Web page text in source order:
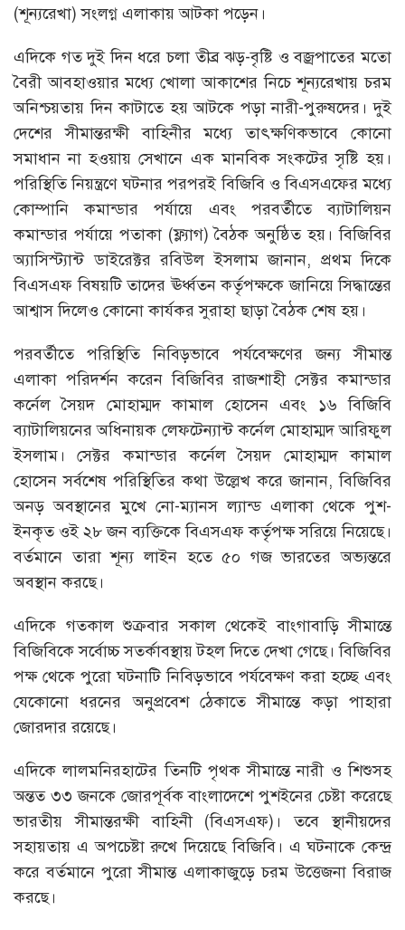
(শূন্যরেখা) সংলগ্ন এলাকায় আটকা পড়েন।
এদিকে গত দুই দিন ধরে চলা তীব্র ঝড়-বৃষ্টি ও বজ্রপাতের মতো
বৈরী আবহাওয়ার মধ্যে খোলা আকাশের নিচে শূন্যরেখায় চরম
অনিশ্চয়তায় দিন কাটাতে হয় আটকে পড়া নারী-পুরুষদের। দুই
দেশের সীমান্তরক্ষী বাহিনীর মধ্যে তাৎক্ষণিকভাবে কোনো
সমাধান না হওয়ায় সেখানে এক মানবিক সংকটের সৃষ্টি হয়।
পরিস্থিতি নিয়ন্ত্রণে ঘটনার পরপরই বিজিবি ও বিএসএফের মধ্যে
কোম্পানি কমান্ডার পর্যায়ে এবং পরবর্তীতে ব্যাটালিয়ন
কমান্ডার পর্যায়ে পতাকা (ফ্ল্যাগ) বৈঠক অনুষ্ঠিত হয়। বিজিবির
অ্যাসিস্ট্যান্ট ডাইরেক্টর রবিউল ইসলাম জানান, প্রথম দিকে
বিএসএফ বিষয়টি তাদের ঊর্ধ্বতন কর্তৃপক্ষকে জানিয়ে সিদ্ধান্তের
আশ্বাস দিলেও কোনো কার্যকর সুরাহা ছাড়া বৈঠক শেষ হয়।
পরবর্তীতে পরিস্থিতি নিবিড়ভাবে পর্যবেক্ষণের জন্য সীমান্ত
এলাকা পরিদর্শন করেন বিজিবির রাজশাহী সেক্টর কমান্ডার
কর্নেল সৈয়দ মোহাম্মদ কামাল হোসেন এবং ১৬ বিজিবি
ব্যাটালিয়নের অধিনায়ক লেফটেন্যান্ট কর্নেল মোহাম্মদ আরিফুল
ইসলাম। সেক্টর কমান্ডার কর্নেল সৈয়দ মোহাম্মদ কামাল
হোসেন সর্বশেষ পরিস্থিতির কথা উল্লেখ করে জানান, বিজিবির
অনড় অবস্থানের মুখে নো-ম্যানস ল্যান্ড এলাকা থেকে পুশ-
ইনকৃত ওই ২৮ জন ব্যক্তিকে বিএসএফ কর্তৃপক্ষ সরিয়ে নিয়েছে।
বর্তমানে তারা শূন্য লাইন হতে ৫০ গজ ভারতের অভ্যন্তরে
অবস্থান করছে।
এদিকে গতকাল শুক্রবার সকাল থেকেই বাংগাবাড়ি সীমান্তে
বিজিবিকে সর্বোচ্চ সতর্কাবস্থায় টহল দিতে দেখা গেছে। বিজিবির
পক্ষ থেকে পুরো ঘটনাটি নিবিড়ভাবে পর্যবেক্ষণ করা হচ্ছে এবং
যেকোনো ধরনের অনুপ্রবেশ ঠেকাতে সীমান্তে কড়া পাহারা
জোরদার রয়েছে।
এদিকে লালমনিরহাটের তিনটি পৃথক সীমান্তে নারী ও শিশুসহ
অন্তত ৩৩ জনকে জোরপূর্বক বাংলাদেশে পুশইনের চেষ্টা করেছে
ভারতীয় সীমান্তরক্ষী বাহিনী (বিএসএফ)। তবে স্থানীয়দের
সহায়তায় এ অপচেষ্টা রুখে দিয়েছে বিজিবি। এ ঘটনাকে কেন্দ্র
করে বর্তমানে পুরো সীমান্ত এলাকাজুড়ে চরম উত্তেজনা বিরাজ
করছে।